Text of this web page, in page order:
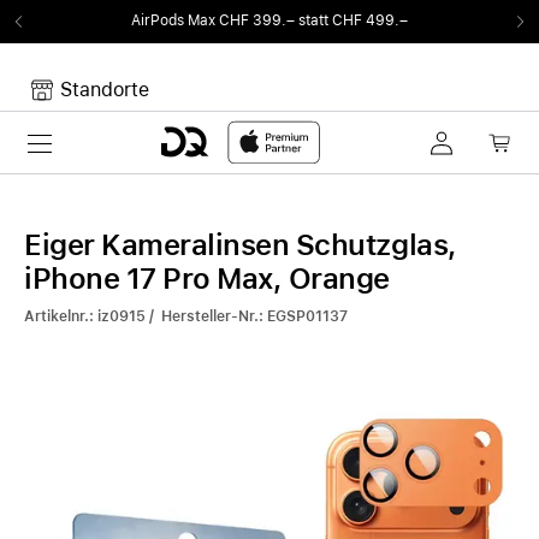
AirPods Max CHF 399.– statt CHF 499.–
Standorte
Toggle navigation
Eiger Kameralinsen Schutzglas,
iPhone 17 Pro Max, Orange
Artikelnr.: iz0915 / Hersteller-Nr.: EGSP01137